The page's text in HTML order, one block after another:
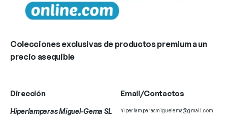
Colecciones exclusivas de productos premium a un
precio asequible
Dirección
Hiperlamparas Miguel-Gema SL
Email/Contactos
hiperlamparasmiguelema@gmail.com